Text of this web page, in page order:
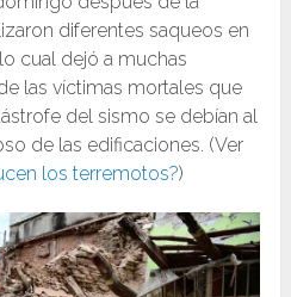
diferentes saqueos en
cual dejó a muchas
las víctimas mortales que
del sismo se debían al
de las edificaciones. (Ver
los terremotos?)